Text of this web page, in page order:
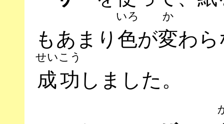
もあまり色
いろ
が変
か
わ
成功
せいこう
しました。